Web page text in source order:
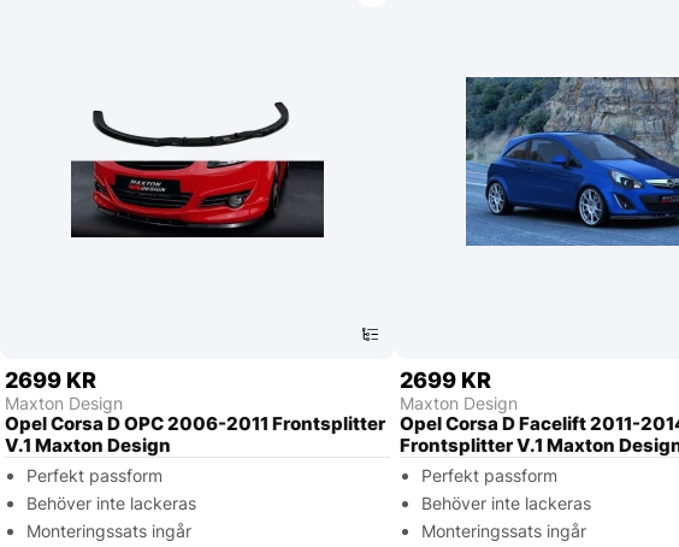
2699 KR
Maxton Design
Opel Corsa D OPC 2006-2011 Frontsplitter
V.1 Maxton Design
Perfekt passform
Behöver inte lackeras
Monteringssats ingår
2699 KR
Maxton Design
Opel Corsa D Facelift 2011-
Frontsplitter V.1 Maxton
Perfekt passform
Behöver inte lackeras
Monteringssats ingår